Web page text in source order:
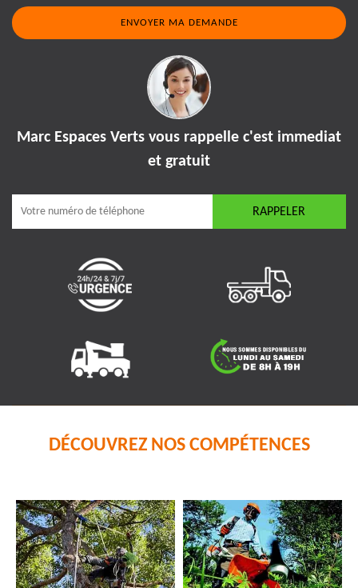
Marc Espaces Verts vous rappelle c'est immediat
et gratuit
DÉCOUVREZ NOS COMPÉTENCES